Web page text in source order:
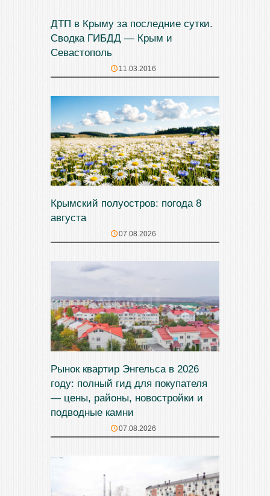
ДТП в Крыму за последние сутки.
Сводка ГИБДД — Крым и
Севастополь
11.03.2016
Крымский полуостров: погода 8
августа
07.08.2026
Рынок квартир Энгельса в 2026
году: полный гид для покупателя
— цены, районы, новостройки и
подводные камни
07.08.2026